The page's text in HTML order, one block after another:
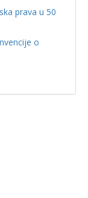
prava u 50
o